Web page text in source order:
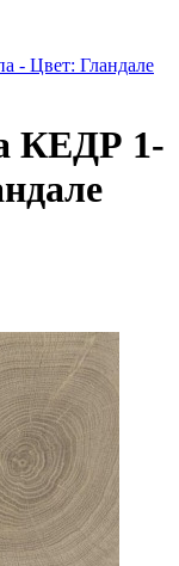
- Цвет: Гландале
КЕДР 1-